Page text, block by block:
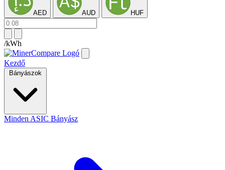
AED AUD HUF
/kWh
Kezdő
Bányászok
Minden ASIC Bányász